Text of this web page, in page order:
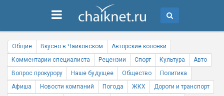
Общие Вкусно в Чайковском
Авторские колонки
Комментарии специалиста
Рецензии Спорт Культура
Авто
Вопрос прокурору
Наше будущее Общество
Политика
Афиша
Новости компаний Погода ЖКХ
Дороги и транспорт